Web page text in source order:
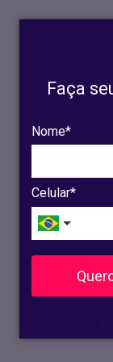
Faça
Nome*
Celular*
.